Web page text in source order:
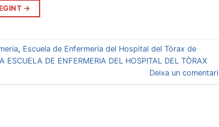
→
, Escuela de Enfermeria del Hospital del Tòrax de
ESCUELA DE ENFERMERIA DEL HOSPITAL DEL TÒRAX
Deixa un comentari